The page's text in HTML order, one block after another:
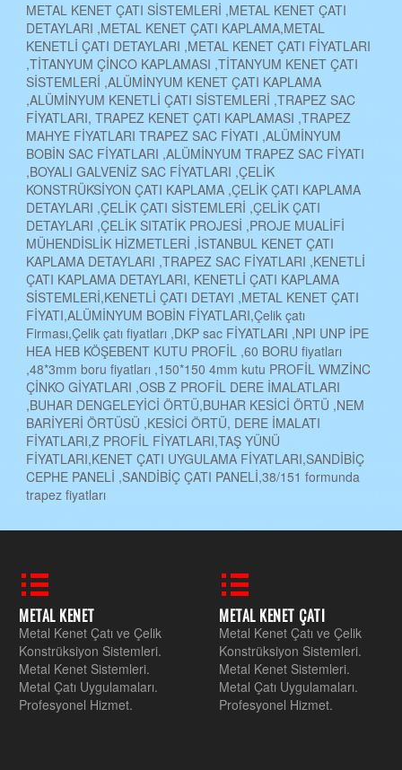
METAL KENET ÇATI SİSTEMLERİ ,METAL KENET ÇATI
DETAYLARI ,METAL KENET ÇATI KAPLAMA,METAL
KENETLİ ÇATI DETAYLARI ,METAL KENET ÇATI FİYATLARI
,TİTANYUM ÇİNCO KAPLAMASI ,TİTANYUM KENET ÇATI
SİSTEMLERİ ,ALÜMİNYUM KENET ÇATI KAPLAMA
,ALÜMİNYUM KENETLİ ÇATI SİSTEMLERİ ,TRAPEZ SAC
FİYATLARI, TRAPEZ KENET ÇATI KAPLAMASI ,TRAPEZ
MAHYE FİYATLARI TRAPEZ SAC FİYATI ,ALÜMİNYUM
BOBİN SAC FİYATLARI ,ALÜMİNYUM TRAPEZ SAC FİYATI
,BOYALI GALVENİZ SAC FİYATLARI ,ÇELİK
KONSTRÜKSİYON ÇATI KAPLAMA ,ÇELİK ÇATI KAPLAMA
DETAYLARI ,ÇELİK ÇATI SİSTEMLERİ ,ÇELİK ÇATI
DETAYLARI ,ÇELİK SITATİK PROJESİ ,PROJE MUALİFİ
MÜHENDİSLİK HİZMETLERİ ,İSTANBUL KENET ÇATI
KAPLAMA DETAYLARI ,TRAPEZ SAC FİYATLARI ,KENETLİ
ÇATI KAPLAMA DETAYLARI, KENETLİ ÇATI KAPLAMA
SİSTEMLERİ,KENETLİ ÇATI DETAYI ,METAL KENET ÇATI
FİYATI,ALÜMİNYUM BOBİN FİYATLARI,Çelik çatı
Firması,Çelik çatı fiyatları ,DKP sac FİYATLARI ,NPI UNP İPE
HEA HEB KÖŞEBENT KUTU PROFİL ,60 BORU fiyatları
,48*3mm boru fiyatları ,150*150 4mm kutu PROFİL WMZİNC
ÇİNKO GİYATLARI ,OSB Z PROFİL DERE İMALATLARI
,BUHAR DENGELEYİCİ ÖRTÜ,BUHAR KESİCİ ÖRTÜ ,NEM
BARİYERİ ÖRTÜSÜ ,KESİCİ ÖRTÜ, DERE İMALATI
FİYATLARI,Z PROFİL FİYATLARI,TAŞ YÜNÜ
FİYATLARI,KENET ÇATI UYGULAMA FİYATLARI,SANDİBİÇ
CEPHE PANELİ ,SANDİBİÇ ÇATI PANELİ,38/151 formunda
trapez fiyatları
METAL KENET
Metal Kenet Çatı ve Çelik
Konstrüksiyon Sistemleri.
Metal Kenet Sistemleri.
Metal Çatı Uygulamaları.
Profesyonel Hizmet.
METAL KENET ÇATI
Metal Kenet Çatı ve Çelik
Konstrüksiyon Sistemleri.
Metal Kenet Sistemleri.
Metal Çatı Uygulamaları.
Profesyonel Hizmet.